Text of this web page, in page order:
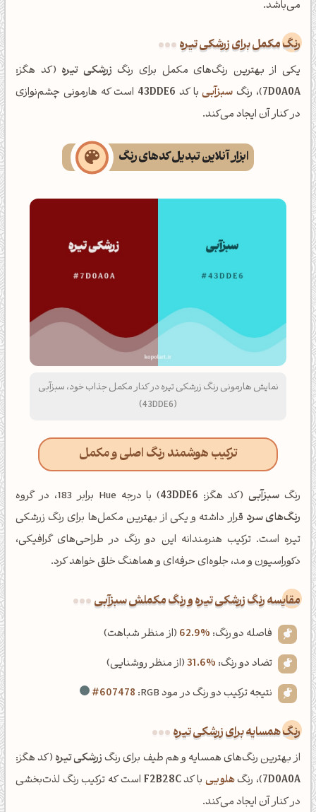
می‌باشد.
رنگ مکمل برای زرشکی تیره
یکی از بهترین رنگ‌های مکمل برای رنگ زرشکی تیره (کد هگز:
7D0A0A)، رنگ سبزآبیبا کد 43DDE6 است که هارمونی چشم‌نوازی
در کنار آن ایجاد می‌کند.
ابزار آنلاین تبدیل کدهای رنگ
نمایش هارمونی رنگ زرشکی تیره در کنار مکمل جذاب خود، سبزآبی
(43DDE6)
ترکیب هوشمند رنگ اصلی و مکمل
رنگ سبزآبی(کد هگز: 43DDE6) با درجه Hue برابر 183، در گروه
رنگ‌های سرد قرار داشته و یکی از بهترین مکمل‌ها برای رنگ زرشکی
تیره است. ترکیب هنرمندانه این دو رنگ در طراحی‌های گرافیکی،
دکوراسیون و مد، جلوه‌ای حرفه‌ای و هماهنگ خلق خواهد کرد.
‌مقایسه رنگ زرشکی تیره و رنگ مکملش سبزآبی
فاصله دو رنگ: 62.9% (از منظر شباهت)
تضاد دو رنگ: 31.6%(از منظر روشنایی)
نتیجه ترکیب دو رنگ در مود RGB:
#607478
رنگ همسایه برای زرشکی تیره
از بهترین رنگ‌های همسایه و هم طیف برای رنگزرشکی تیره (کد هگز:
7D0A0A)، رنگهلویی با کدF2B28C است که ترکیب رنگ لذت‌بخشی
در کنار آن ایجاد می‌کند.